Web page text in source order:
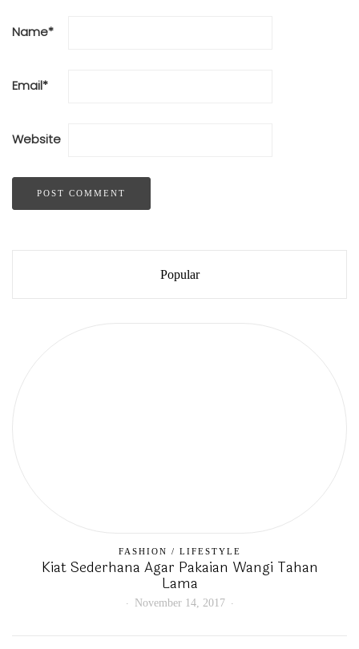
Name*
Email*
Website
Popular
FASHION / LIFESTYLE
Kiat Sederhana Agar Pakaian Wangi Tahan
Lama
November 14, 2017